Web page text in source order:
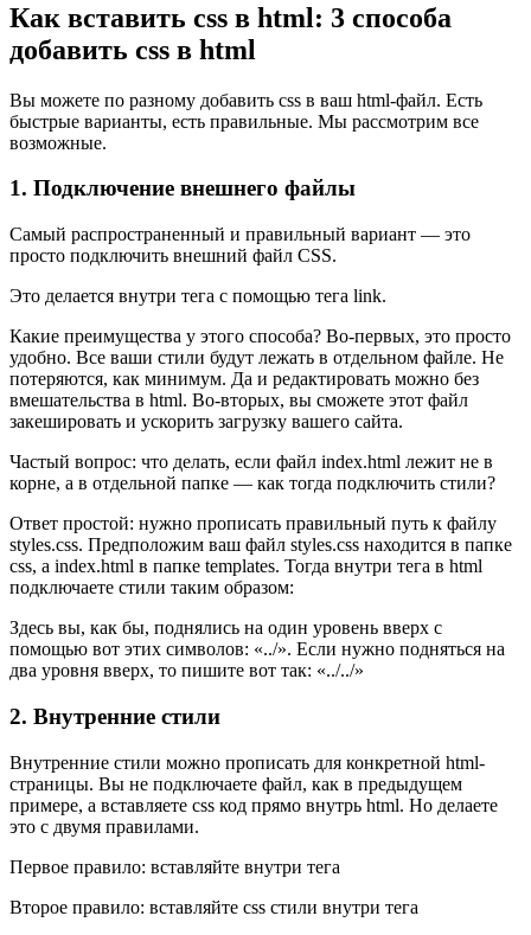
Как вставить css в html: 3 способа
добавить css в html
Вы можете по разному добавить css в ваш html-файл. Есть
быстрые варианты, есть правильные. Мы рассмотрим все
возможные.
1. Подключение внешнего файлы
Самый распространенный и правильный вариант — это
просто подключить внешний файл CSS.
Это делается внутри тега с помощью тега link.
Какие преимущества у этого способа? Во-первых, это просто
удобно. Все ваши стили будут лежать в отдельном файле. Не
потеряются, как минимум. Да и редактировать можно без
вмешательства в html. Во-вторых, вы сможете этот файл
закешировать и ускорить загрузку вашего сайта.
Частый вопрос: что делать, если файл index.html лежит не в
корне, а в отдельной папке — как тогда подключить стили?
Ответ простой: нужно прописать правильный путь к файлу
styles.css. Предположим ваш файл styles.css находится в папке
css, а index.html в папке templates. Тогда внутри тега в html
подключаете стили таким образом:
Здесь вы, как бы, поднялись на один уровень вверх с
помощью вот этих символов: «../». Если нужно подняться на
два уровня вверх, то пишите вот так: «../../»
2. Внутренние стили
Внутренние стили можно прописать для конкретной html-
страницы. Вы не подключаете файл, как в предыдущем
примере, а вставляете css код прямо внутрь html. Но делаете
это с двумя правилами.
Первое правило: вставляйте внутри тега
Второе правило: вставляйте css стили внутри тега